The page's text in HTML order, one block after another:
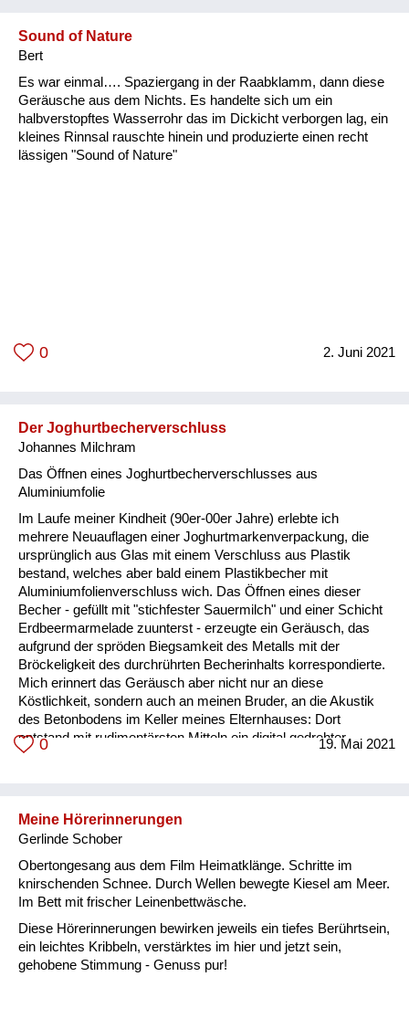
Sound of Nature
Bert
Es war einmal…. Spaziergang in der Raabklamm, dann diese
Geräusche aus dem Nichts. Es handelte sich um ein
halbverstopftes Wasserrohr das im Dickicht verborgen lag, ein
kleines Rinnsal rauschte hinein und produzierte einen recht
lässigen "Sound of Nature"
0 2. Juni 2021
Der Joghurtbecherverschluss
Johannes Milchram
Das Öffnen eines Joghurtbecherverschlusses aus
Aluminiumfolie
Im Laufe meiner Kindheit (90er-00er Jahre) erlebte ich
mehrere Neuauflagen einer Joghurtmarkenverpackung, die
ursprünglich aus Glas mit einem Verschluss aus Plastik
bestand, welches aber bald einem Plastikbecher mit
Aluminiumfolienverschluss wich. Das Öffnen eines dieser
Becher - gefüllt mit "stichfester Sauermilch" und einer Schicht
Erdbeermarmelade zuunterst - erzeugte ein Geräusch, das
aufgrund der spröden Biegsamkeit des Metalls mit der
Bröckeligkeit des durchrührten Becherinhalts korrespondierte.
Mich erinnert das Geräusch aber nicht nur an diese
Köstlichkeit, sondern auch an meinen Bruder, an die Akustik
des Betonbodens im Keller meines Elternhauses: Dort
entstand mit rudimentärsten Mitteln ein digital gedrehter,
einminütiger Film, der von nichts geringerem handelte, als vom
Löffels, schwungvoll um den Zeigefinger eines
geheimnisvollen Schattens gedreht - wie es sich für ein...
0 19. Mai 2021
Meine Hörerinnerungen
Gerlinde Schober
Obertongesang aus dem Film Heimatklänge. Schritte im
knirschenden Schnee. Durch Wellen bewegte Kiesel am Meer.
Im Bett mit frischer Leinenbettwäsche.
Diese Hörerinnerungen bewirken jeweils ein tiefes Berührtsein,
ein leichtes Kribbeln, verstärktes im hier und jetzt sein,
gehobene Stimmung - Genuss pur!